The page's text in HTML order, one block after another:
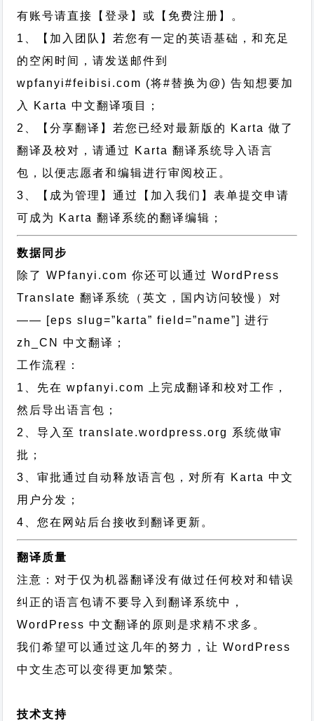
有账号请直接【登录】或【免费注册】。
1、【加入团队】若您有一定的英语基础，和充足
的空闲时间，请发送邮件到
wpfanyi#feibisi.com (将#替换为@) 告知想要加
入 Karta 中文翻译项目；
2、【分享翻译】若您已经对最新版的 Karta 做了
翻译及校对，请通过 Karta 翻译系统导入语言
包，以便志愿者和编辑进行审阅校正。
3、【成为管理】通过【加入我们】表单提交申请
可成为 Karta 翻译系统的翻译编辑；
数据同步
除了 WPfanyi.com 你还可以通过WordPress
Translate 翻译系统（英文，国内访问较慢）对
—— [eps slug=”karta” field=”name”]进行
zh_CN
中文翻译；
工作流程：
1、先在 wpfanyi.com 上完成翻译和校对工作，
然后导出语言包；
2、导入至 translate.wordpress.org 系统做审
批；
3、审批通过自动释放语言包，对所有 Karta 中文
用户分发；
4、您在网站后台接收到翻译更新。
翻译质量
注意：对于仅为机器翻译没有做过任何校对和错误
纠正的语言包请不要导入到翻译系统中，
WordPress 中文翻译的原则 是求精不求多。
我们希望可以通过这几年的努力，让 WordPress
中文生态可以变得更加繁荣。
技术支持